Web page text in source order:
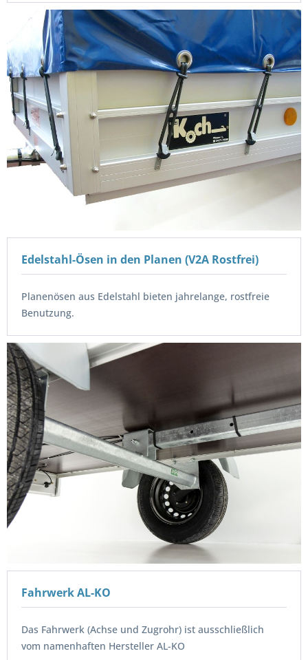
Edelstahl-Ösen in den Planen (V2A Rostfrei)
Planenösen aus Edelstahl bieten jahrelange, rostfreie
Benutzung.
Fahrwerk AL-KO
Das Fahrwerk (Achse und Zugrohr) ist ausschließlich
vom namenhaften Hersteller AL-KO